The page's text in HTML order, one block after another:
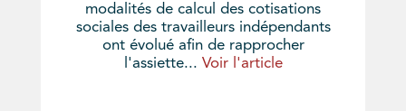
modalités de calcul des cotisations
sociales des travailleurs indépendants
ont évolué afin de rapprocher
l'assiette... Voir l'article